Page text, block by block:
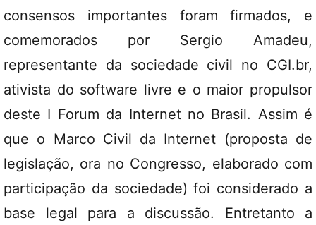
consensos importantes foram firmados, e
comemorados por Sergio Amadeu,
representante da sociedade civil no CGI.br,
ativista do software livre e o maior propulsor
deste I Forum da Internet no Brasil. Assim é
que o Marco Civil da Internet (proposta de
legislação, ora no Congresso, elaborado com
participação da sociedade) foi considerado a
base legal para a discussão. Entretanto a